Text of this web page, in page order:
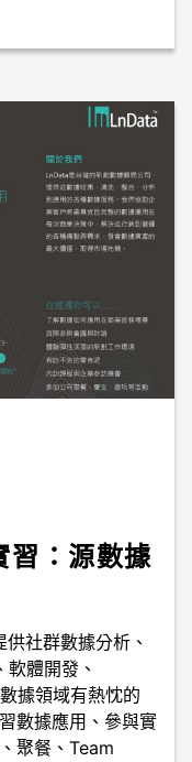
：源數據
社群數據分析、
體開發、
據領域有熱忱的
數據應用、參與實
聚餐、Team